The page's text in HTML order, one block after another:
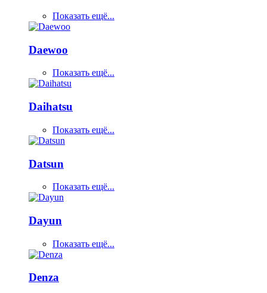
Показать ещё...
Daewoo
Показать ещё...
Daihatsu
Показать ещё...
Datsun
Показать ещё...
Dayun
Показать ещё...
Denza